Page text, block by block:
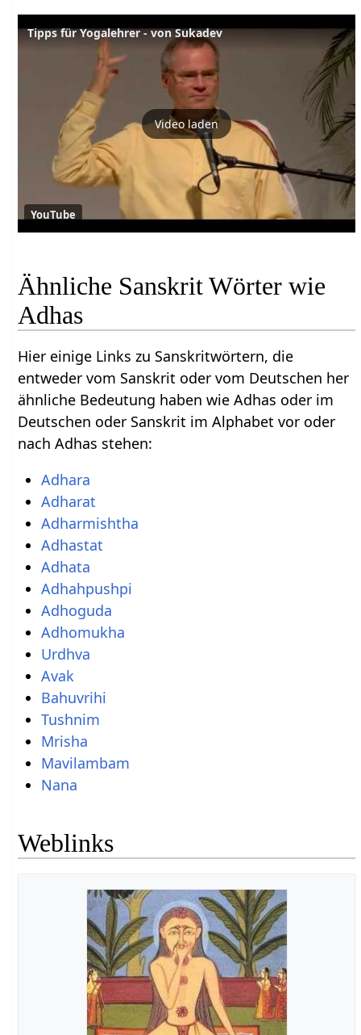
Tipps für Yogalehrer - von Sukadev
Video laden
YouTube
Ähnliche Sanskrit Wörter wie
Adhas
Hier einige Links zu Sanskritwörtern, die
entweder vom Sanskrit oder vom Deutschen her
ähnliche Bedeutung haben wie Adhas oder im
Deutschen oder Sanskrit im Alphabet vor oder
nach Adhas stehen:
Adhara
Adharat
Adharmishtha
Adhastat
Adhata
Adhahpushpi
Adhoguda
Adhomukha
Urdhva
Avak
Bahuvrihi
Tushnim
Mrisha
Mavilambam
Nana
Weblinks